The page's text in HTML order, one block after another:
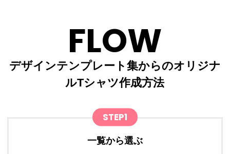
FLOW
デザインテンプレート集からのオリジナ
ルTシャツ作成方法
STEP1
一覧から選ぶ